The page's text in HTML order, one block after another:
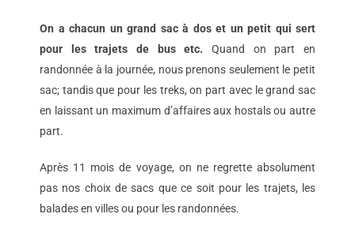
On a chacun un grand sac à dos et un petit qui sert
pour les trajets de bus etc. Quand on part en
randonnée à la journée, nous prenons seulement le petit
sac; tandis que pour les treks, on part avec le grand sac
en laissant un maximum d’affaires aux hostals ou autre
part.
Après 11 mois de voyage, on ne regrette absolument
pas nos choix de sacs que ce soit pour les trajets, les
balades en villes ou pour les randonnées.